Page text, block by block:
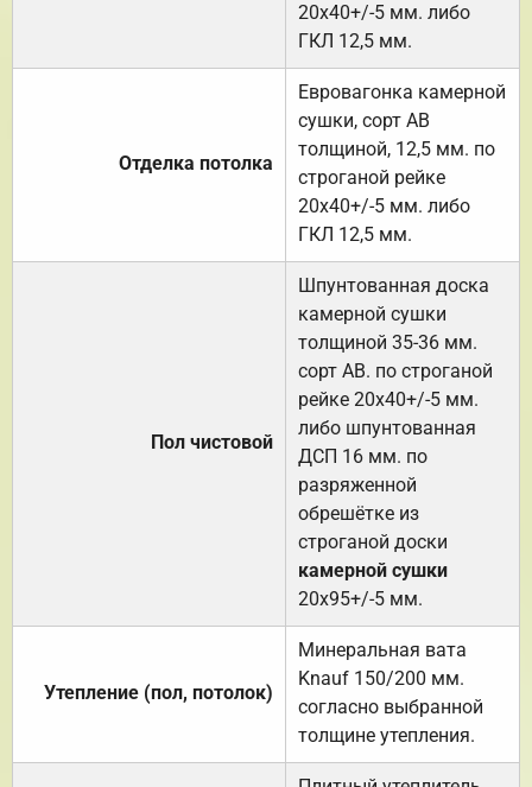
20х40+/-5 мм. либо
ГКЛ 12,5 мм.
Отделка потолка
Евровагонка камерной
сушки, сорт АВ
толщиной, 12,5 мм. по
строганой рейке
20х40+/-5 мм. либо
ГКЛ 12,5 мм.
Пол чистовой
Шпунтованная доска
камерной сушки
толщиной 35-36 мм.
сорт АВ. по строганой
рейке 20х40+/-5 мм.
либо шпунтованная
ДСП 16 мм. по
разряженной
обрешётке из
строганой доски
камерной сушки
20х95+/-5 мм.
Утепление (пол, потолок)
Минеральная вата
Knauf 150/200 мм.
согласно выбранной
толщине утепления.